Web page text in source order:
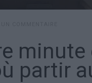
minute
partir